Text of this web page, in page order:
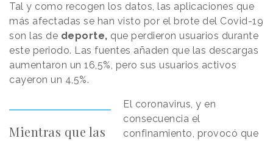
Tal y como recogen los datos, las aplicaciones que
más afectadas se han visto por el brote del Covid-19
son las de deporte, que perdieron usuarios durante
este periodo. Las fuentes añaden que las descargas
aumentaron un 16,5%, pero sus usuarios activos
cayeron un 4,5%.
Mientras que las
El coronavirus, y en
consecuencia el
confinamiento, provocó que